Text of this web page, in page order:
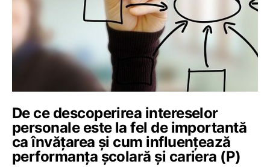
De ce descoperirea intereselor
personale este la fel de importantă
ca învățarea și cum influențează
performanța școlară și cariera (P)